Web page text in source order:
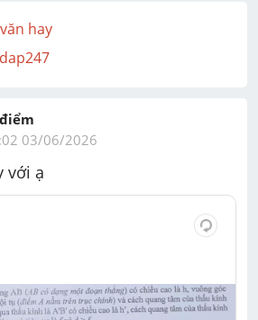
hay
điểm
03/06/2026
với ạ